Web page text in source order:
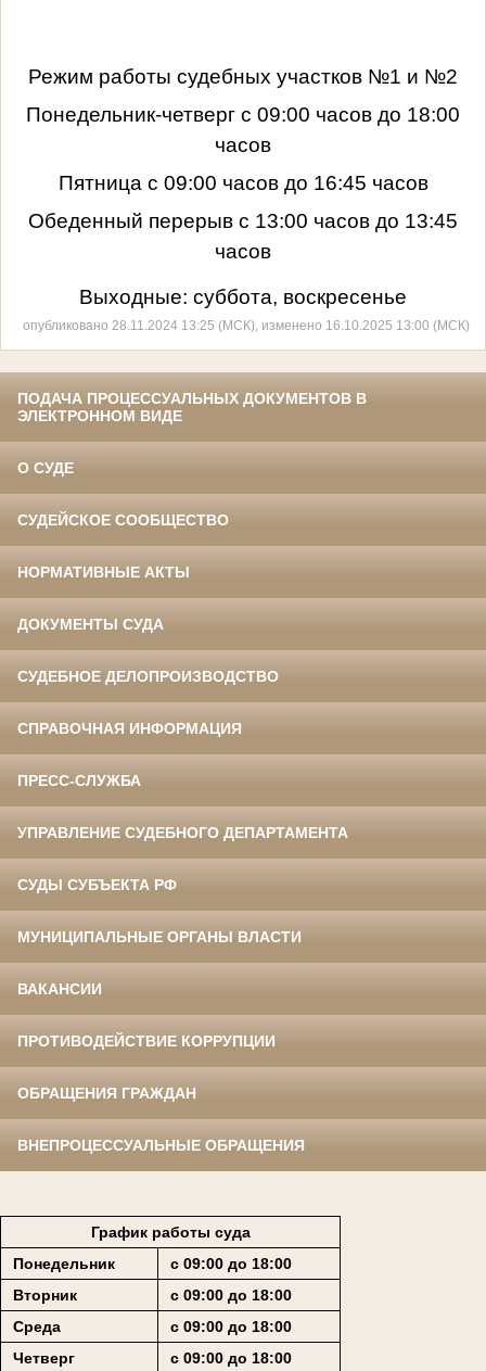
Режим работы судебных участков №1 и №2
Понедельник-четверг с 09:00 часов до 18:00
часов
Пятница с 09:00 часов до 16:45 часов
Обеденный перерыв с 13:00 часов до 13:45
часов
Выходные: суббота, воскресенье
опубликовано 28.11.2024 13:25 (МСК), изменено 16.10.2025 13:00 (МСК)
ПОДАЧА ПРОЦЕССУАЛЬНЫХ ДОКУМЕНТОВ В
ЭЛЕКТРОННОМ ВИДЕ
О СУДЕ
СУДЕЙСКОЕ СООБЩЕСТВО
НОРМАТИВНЫЕ АКТЫ
ДОКУМЕНТЫ СУДА
СУДЕБНОЕ ДЕЛОПРОИЗВОДСТВО
СПРАВОЧНАЯ ИНФОРМАЦИЯ
ПРЕСС-СЛУЖБА
УПРАВЛЕНИЕ СУДЕБНОГО ДЕПАРТАМЕНТА
СУДЫ СУБЪЕКТА РФ
МУНИЦИПАЛЬНЫЕ ОРГАНЫ ВЛАСТИ
ВАКАНСИИ
ПРОТИВОДЕЙСТВИЕ КОРРУПЦИИ
ОБРАЩЕНИЯ ГРАЖДАН
ВНЕПРОЦЕССУАЛЬНЫЕ ОБРАЩЕНИЯ
График работы суда
Понедельник
с 09:00 до 18:00
Вторник
с 09:00 до 18:00
Среда
с 09:00 до 18:00
Четверг
с 09:00 до 18:00